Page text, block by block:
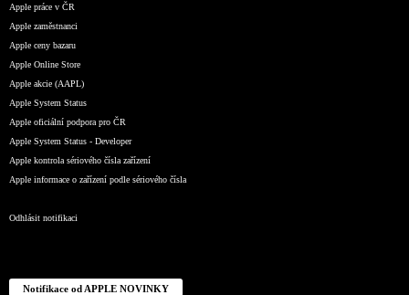
Apple práce v ČR
Apple zaměstnanci
Apple ceny bazaru
Apple Online Store
Apple akcie (AAPL)
Apple System Status
Apple oficiální podpora pro ČR
Apple System Status - Developer
Apple kontrola sériového čísla zařízení
Apple informace o zařízení podle sériového čísla
Odhlásit notifikaci
Notifikace od APPLE NOVINKY